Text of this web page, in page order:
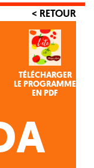
< RETOUR
TÉLÉCHARGER
LE PROGRAMME
EN PDF